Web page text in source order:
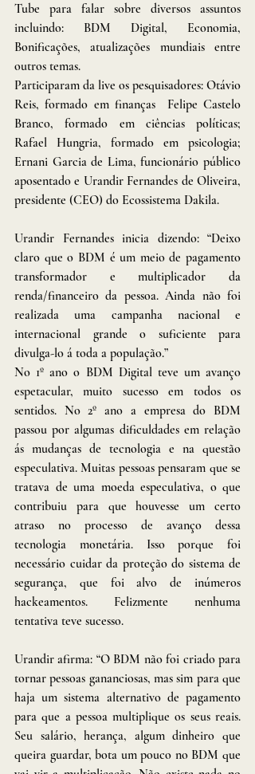
Tube para falar sobre diversos assuntos
incluindo: BDM Digital, Economia,
Bonificações, atualizações mundiais entre
outros temas.
Participaram da live os pesquisadores: Otávio
Reis, formado em finanças  Felipe Castelo
Branco, formado em ciências políticas;
Rafael Hungria, formado em psicologia;
Ernani Garcia de Lima, funcionário público
aposentado e Urandir Fernandes de Oliveira,
presidente (CEO) do Ecossistema Dakila.
Urandir Fernandes inicia dizendo: “Deixo
claro que o BDM é um meio de pagamento
transformador e multiplicador da
renda/financeiro da pessoa. Ainda não foi
realizada uma campanha nacional e
internacional grande o suficiente para
divulga-lo á toda a população.”
No 1º ano o BDM Digital teve um avanço
espetacular, muito sucesso em todos os
sentidos. No 2º ano a empresa do BDM
passou por algumas dificuldades em relação
ás mudanças de tecnologia e na questão
especulativa. Muitas pessoas pensaram que se
tratava de uma moeda especulativa, o que
contribuiu para que houvesse um certo
atraso no processo de avanço dessa
tecnologia monetária. Isso porque foi
necessário cuidar da proteção do sistema de
segurança, que foi alvo de inúmeros
hackeamentos. Felizmente nenhuma
tentativa teve sucesso.
Urandir afirma: “O BDM não foi criado para
tornar pessoas gananciosas, mas sim para que
haja um sistema alternativo de pagamento
para que a pessoa multiplique os seus reais.
Seu salário, herança, algum dinheiro que
queira guardar, bota um pouco no BDM que